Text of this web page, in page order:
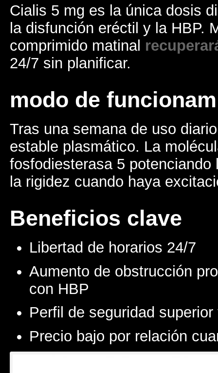
Cialis 5 mg es la única dosis
la disfunción eréctil y la HBP.
comprimido matinal
24/7 sin planificar.
modo de
Tras una semana de uso
estable plasmático. La
fosfodiesterasa 5
la rigidez cuando haya
Beneficios clave
Libertad de horarios 24/7
Aumento de obstrucción
con HBP
Perfil de seguridad
Precio bajo por relación